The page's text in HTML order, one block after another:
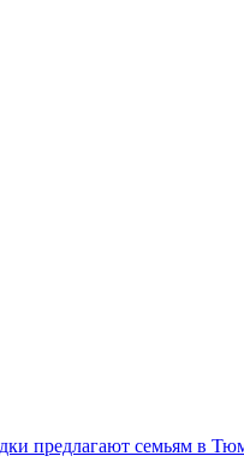
предлагают семьям в